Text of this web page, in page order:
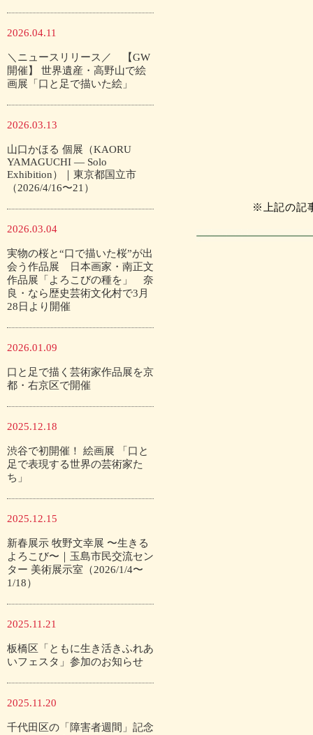
2026.04.11
＼ニュースリリース／ 【GW
開催】 世界遺産・高野山で絵
画展「口と足で描いた絵」
2026.03.13
山口かほる 個展（KAORU
YAMAGUCHI — Solo
Exhibition）｜東京都国立市
（2026/4/16〜21）
2026.03.04
実物の桜と“口で描いた桜”が出
会う作品展 日本画家・南正文
作品展「よろこびの種を」 奈
良・なら歴史芸術文化村で3月
28日より開催
2026.01.09
口と足で描く芸術家作品展を京
都・右京区で開催
2025.12.18
渋谷で初開催！ 絵画展 「口と
足で表現する世界の芸術家た
ち」
2025.12.15
新春展示 牧野文幸展 〜生きる
よろこび〜｜玉島市民交流セン
ター 美術展示室（2026/1/4〜
1/18）
2025.11.21
板橋区「ともに生き活きふれあ
いフェスタ」参加のお知らせ
2025.11.20
千代田区の「障害者週間」記念
※上記の記